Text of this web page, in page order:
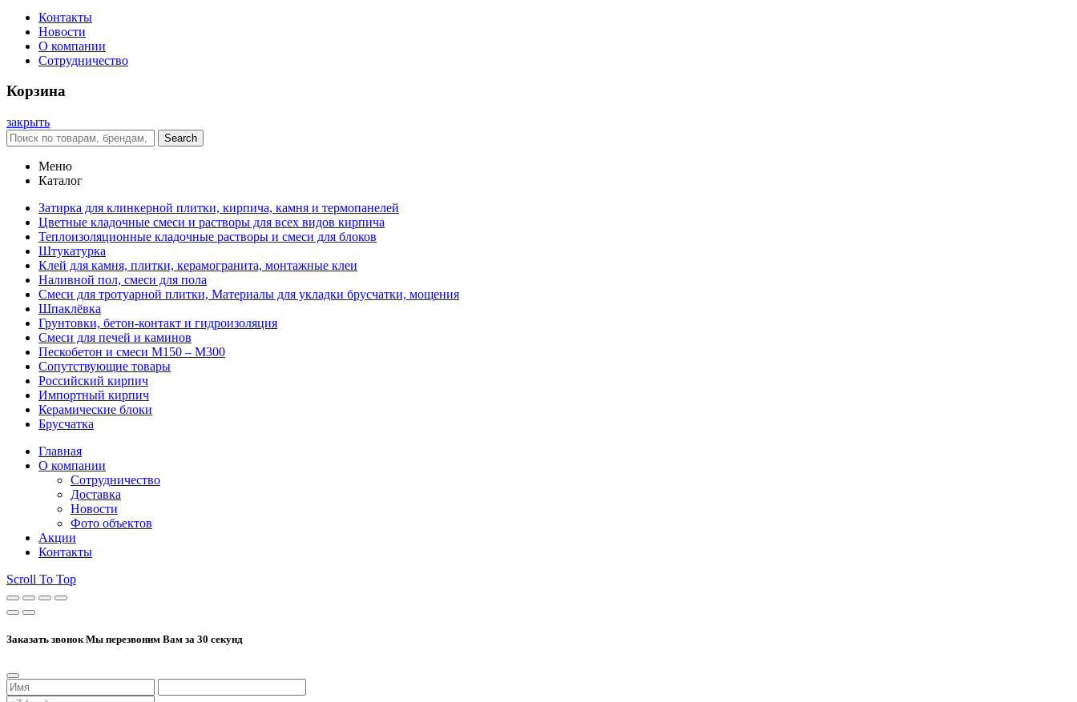
Контакты
Новости
О компании
Сотрудничество
Корзина
закрыть
Search
Меню
Каталог
Затирка для клинкерной плитки, кирпича, камня и термопанелей
Цветные кладочные смеси и растворы для всех видов кирпича
Теплоизоляционные кладочные растворы и смеси для блоков
Штукатурка
Клей для камня, плитки, керамогранита, монтажные клеи
Наливной пол, смеси для пола
Смеси для тротуарной плитки, Материалы для укладки брусчатки, мощения
Шпаклёвка
Грунтовки, бетон-контакт и гидроизоляция
Смеси для печей и каминов
Пескобетон и смеси М150 – М300
Сопутствующие товары
Российский кирпич
Импортный кирпич
Керамические блоки
Брусчатка
Главная
О компании
Сотрудничество
Доставка
Новости
Фото объектов
Акции
Контакты
Scroll To Top
Заказать звонокМы перезвоним Вам за 30 секунд